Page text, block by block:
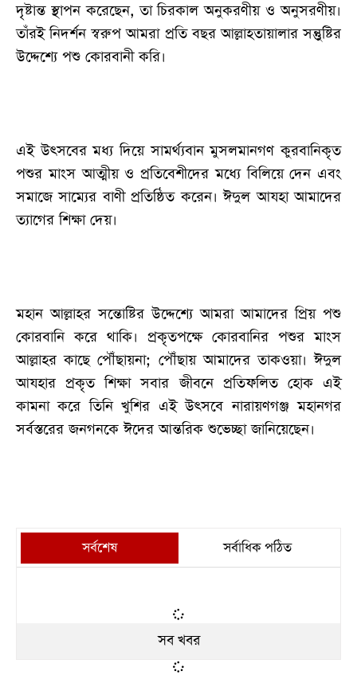
দৃষ্টান্ত স্থাপন করেছেন, তা চিরকাল অনুকরণীয় ও অনুসরণীয়।
তাঁরই নিদর্শন স্বরুপ আমরা প্রতি বছর আল্লাহতায়ালার সন্তুুষ্টির
উদ্দেশ্যে পশু কোরবানী করি।
এই উৎসবের মধ্য দিয়ে সামর্থ্যবান মুসলমানগণ কুরবানিকৃত
পশুর মাংস আত্মীয় ও প্রতিবেশীদের মধ্যে বিলিয়ে দেন এবং
সমাজে সাম্যের বাণী প্রতিষ্ঠিত করেন। ঈদুল আযহা আমাদের
ত্যাগের শিক্ষা দেয়।
মহান আল্লাহর সন্তোষ্টির উদ্দেশ্যে আমরা আমাদের প্রিয় পশু
কোরবানি করে থাকি। প্রকৃতপক্ষে কোরবানির পশুর মাংস
আল্লাহর কাছে পৌঁছায়না; পৌঁছায় আমাদের তাকওয়া। ঈদুল
আযহার প্রকৃত শিক্ষা সবার জীবনে প্রতিফলিত হোক এই
কামনা করে তিনি খুশির এই উৎসবে নারায়ণগঞ্জ মহানগর
সর্বস্তরের জনগনকে ঈদের আন্তরিক শুভেচ্ছা জানিয়েছেন।
সর্বশেষ সর্বাধিক পঠিত
সব খবর